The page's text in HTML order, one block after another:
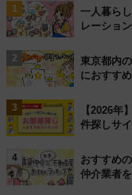
1
一人暮ら
レーショ
2
東京都内
におすす
3
【2026年
件探しサ
4
おすすめ
仲介業者